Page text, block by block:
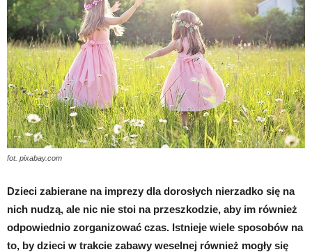
fot. pixabay.com
Dzieci zabierane na imprezy dla dorosłych nierzadko się na
nich nudzą, ale nic nie stoi na przeszkodzie, aby im również
odpowiednio zorganizować czas. Istnieje wiele sposobów na
to, by dzieci w trakcie zabawy weselnej również mogły się